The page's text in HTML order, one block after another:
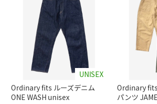
UNISEX
Ordinary fits ルーズデニム
ONE WASH unisex
Ordinary
パンツ